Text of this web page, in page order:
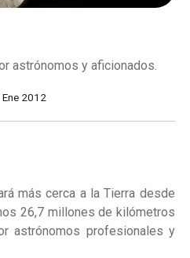
astrónomos y aficionados.
2012
más cerca a la Tierra desde
26,7 millones de kilómetros
astrónomos profesionales y